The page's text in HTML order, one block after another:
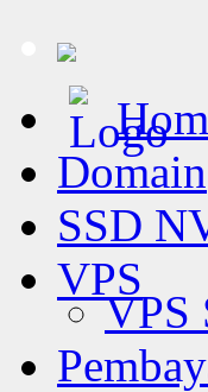
Domain
SSD
VPS
VPS